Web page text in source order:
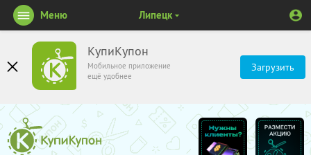
КупиКупон
Мобильное приложение
ещё удобнее
Загрузить
Меню Липецк